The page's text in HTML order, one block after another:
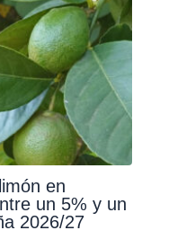
en
un 5% y un
2026/27